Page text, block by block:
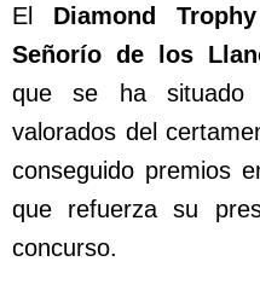
El Diamond Trophy
Señorío de los
que se ha situado
valorados del
conseguido premios
que refuerza su
concurso.